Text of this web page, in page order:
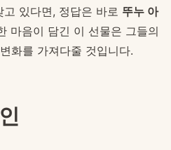
고 있다면, 정답은 바로 뚜누 아
마음이 담긴 이 선물은 그들의
화를 가져다줄 것입니다.